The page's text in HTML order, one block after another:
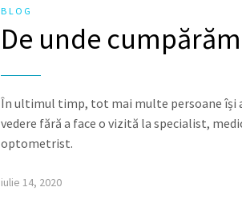
BLOG
De unde
În ultimul timp, tot mai multe persoane își
vedere fără a face o vizită la specialist,
optometrist.
iulie 14, 2020